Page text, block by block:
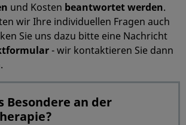
und Kosten beantwortet werden.
wir Ihre individuellen Fragen auch
Sie uns dazu bitte eine Nachricht
- wir kontaktieren Sie dann
Besondere an der